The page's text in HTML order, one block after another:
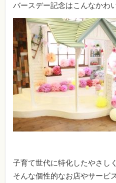
バースデー記念はこんなかわ
子育て世代に特化したやさし
そんな個性的なお店やサービ